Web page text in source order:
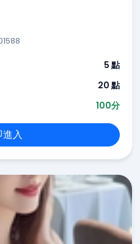
5 點
20 點
100分
進入